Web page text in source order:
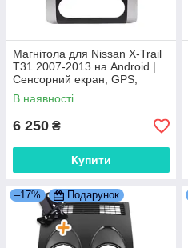
Магнітола для Nissan X-Trail
T31 2007-2013 на Android |
Сенсорний екран, GPS,
Bluetooth, камера заднього
виду
В наявності
6 250 ₴
Купити
–17% Подарунок